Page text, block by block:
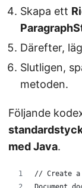
Skapa ett
Därefter,
Slutligen,
metoden.
Följande
med Java.
// Create a